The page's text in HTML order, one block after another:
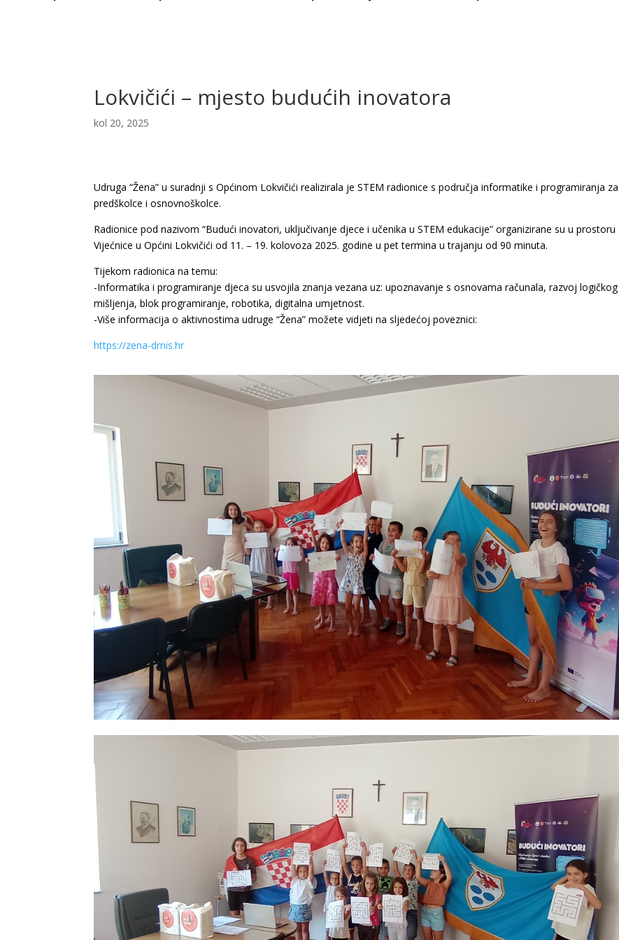
Lokvičići – mjesto budućih inovatora
kol 20, 2025
Udruga “Žena” u suradnji s Općinom Lokvičići realizirala je STEM radionice s područja informatike i programiranja za
predškolce i osnovnoškolce.
Radionice pod nazivom “Budući inovatori, uključivanje djece i učenika u STEM edukacije” organizirane su u prostoru
Vijećnice u Općini Lokvičići od 11. – 19. kolovoza 2025. godine u pet termina u trajanju od 90 minuta.
Tijekom radionica na temu:
-Informatika i programiranje djeca su usvojila znanja vezana uz: upoznavanje s osnovama računala, razvoj logičkog
mišljenja, blok programiranje, robotika, digitalna umjetnost.
-Više informacija o aktivnostima udruge “Žena” možete vidjeti na sljedećoj poveznici:
https://zena-drnis.hr